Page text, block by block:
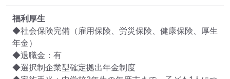
福利厚生
◆社会保険完備（雇用保険、労災保険、健康保険、厚生
年金）
◆退職金：有
◆選択制企業型確定拠出年金制度